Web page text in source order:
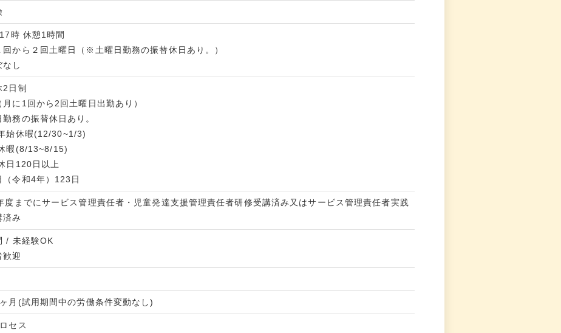
時 休憩1時間
から２回土曜日（※土曜日勤務の振替休日あり。）
なし
2日制
月に1回から2回土曜日出勤あり）
務の振替休日あり。
始休暇(12/30~1/3)
暇(8/13~8/15)
日120日以上
（令和4年）123日
度までにサービス管理責任者・児童発達支援管理責任者研修受講済み又はサービス管理責任者実践
済み
/ 未経験OK
歓迎
月(試用期間中の労働条件変動なし)
セス